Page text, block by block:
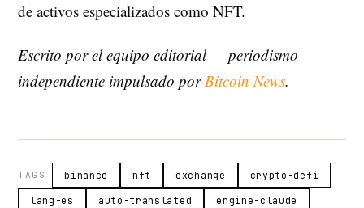
de activos especializados como NFT.
Escrito por el equipo editorial — periodismo
independiente impulsado porBitcoin News.
TAGS binance nft exchange crypto-defi
lang-es auto-translated engine-claude